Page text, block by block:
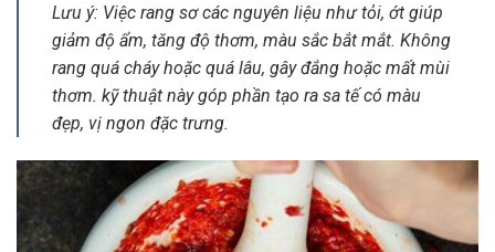
Lưu ý: Việc rang sơ các nguyên liệu như tỏi, ớt giúp
giảm độ ẩm, tăng độ thơm, màu sắc bắt mắt. Không
rang quá cháy hoặc quá lâu, gây đắng hoặc mất mùi
thơm. kỹ thuật này góp phần tạo ra sa tế có màu
đẹp, vị ngon đặc trưng.